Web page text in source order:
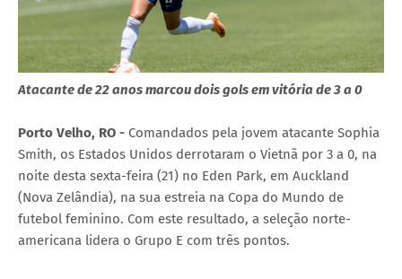
Atacante de 22 anos marcou dois gols em vitória de 3 a 0
Porto Velho, RO - Comandados pela jovem atacante Sophia
Smith, os Estados Unidos derrotaram o Vietnã por 3 a 0, na
noite desta sexta-feira (21) no Eden Park, em Auckland
(Nova Zelândia), na sua estreia na Copa do Mundo de
futebol feminino. Com este resultado, a seleção norte-
americana lidera o Grupo E com três pontos.